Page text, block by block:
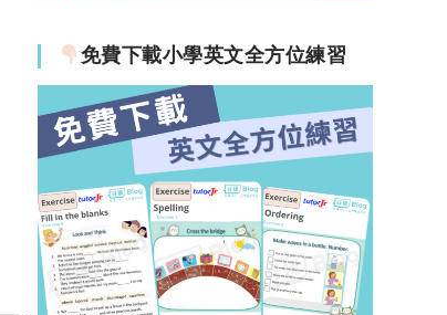
免費下載小學英文全方位練習